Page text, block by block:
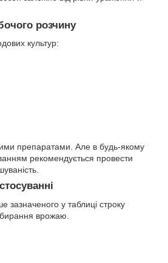
розчину
культур:
препаратами. Але в будь-якому
рекомендується провести
зазначеного у таблиці строку
врожаю.